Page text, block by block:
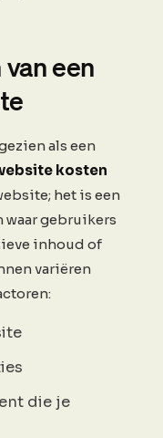
een
als een
kosten
het is een
gebruikers
inhoud of
variëren
die je